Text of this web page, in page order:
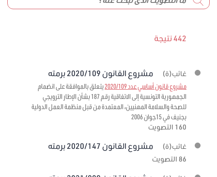
442 نتيجة
غائب(ة) مشروع القانون 2020/109 برمته
مشروع قانون أساسي عدد 2020/109
يتعلق بالموافقة على انضمام
الجمهورية التونسية إلى الاتفاقية رقم 187 بشأن الإطار الترويجي
للصحة والسلامة المهنيين، المعتمدة من قبل منظمة العمل الدولية
بجنيف في 15جوان 2006
160 التصويت
غائب(ة) مشروع القانون 2020/147 برمته
86 التصويت